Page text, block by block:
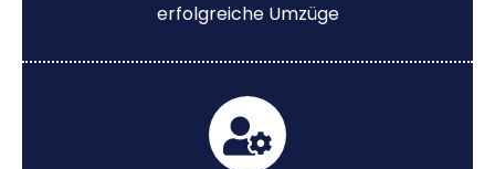
erfolgreiche Umzüge